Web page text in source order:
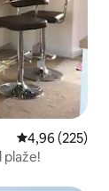
Prosječna
4,96 (225)
plaže!